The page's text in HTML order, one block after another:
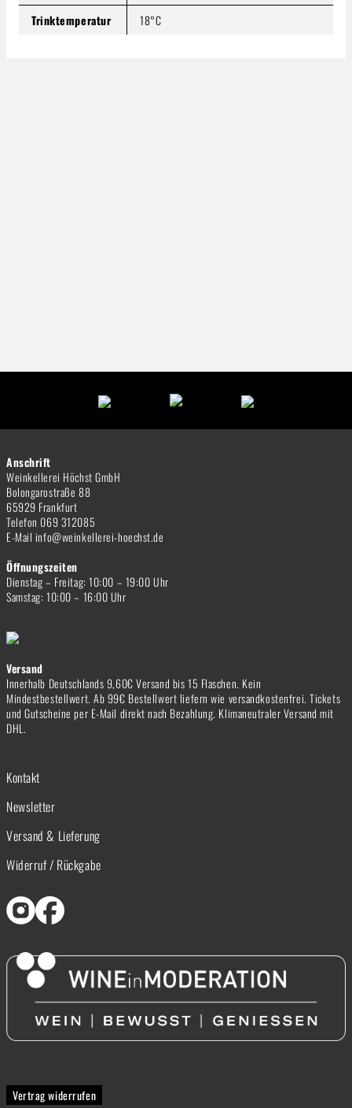
Trinktemperatur
18°C
Anschrift
Weinkellerei Höchst GmbH
Bolongarostraße 88
65929 Frankfurt
Telefon 069 312085
E-Mail info@weinkellerei-hoechst.de
Öffnungszeiten
Dienstag – Freitag: 10:00 – 19:00 Uhr
Samstag: 10:00 – 16:00 Uhr
Versand
Innerhalb Deutschlands 9,60€ Versand bis 15 Flaschen. Kein
Mindestbestellwert. Ab 99€ Bestellwert liefern wie versandkostenfrei. Tickets
und Gutscheine per E-Mail direkt nach Bezahlung. Klimaneutraler Versand mit
DHL.
Kontakt
Newsletter
Versand & Lieferung
Widerruf / Rückgabe
Vertrag widerrufen